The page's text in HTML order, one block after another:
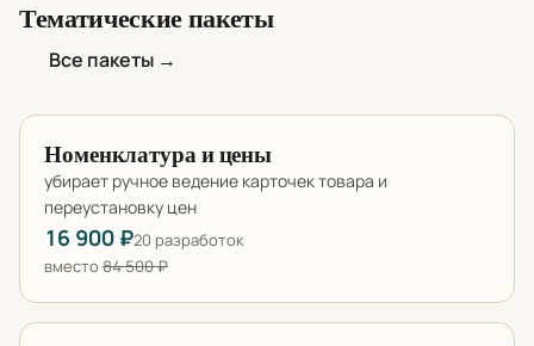
Тематические пакеты
Все пакеты →
Номенклатура и цены
убирает ручное ведение карточек товара и
переустановку цен
16 900 ₽20 разработок
вместо 84 500 ₽